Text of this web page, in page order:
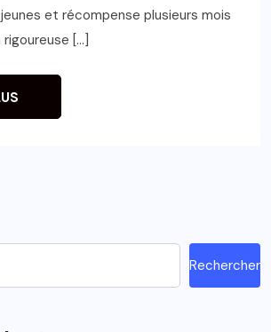
et récompense plusieurs mois
[…]
Rechercher